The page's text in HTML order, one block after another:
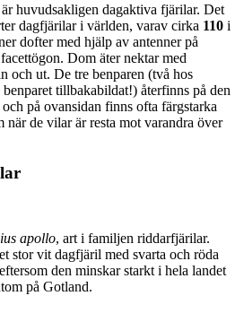
är huvudsakligen dagaktiva fjärilar. Det
dagfjärilar i världen, varav cirka 110 i
dofter med hjälp av antenner på
Dom äter nektar med
och ut. De tre benparen (två hos
tillbakabildat!) återfinns på den
på ovansidan finns ofta färgstarka
när de vilar är resta mot varandra över
apollo, art i familjen riddarfjärilar.
stor vit dagfjäril med svarta och röda
den minskar starkt i hela landet
på Gotland.